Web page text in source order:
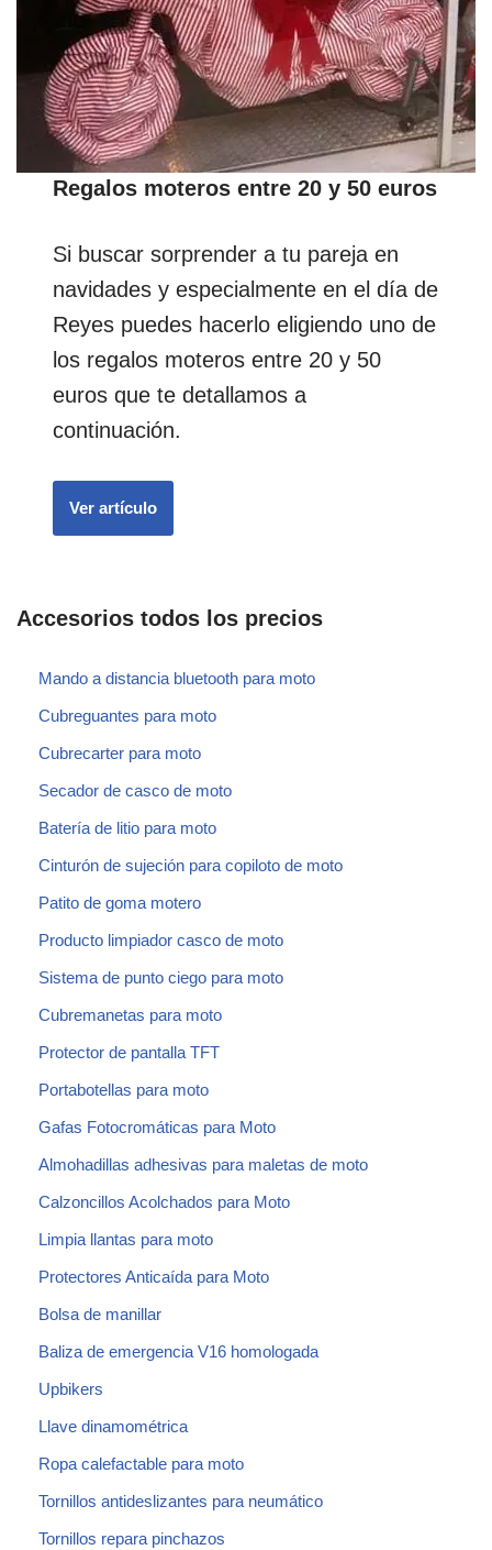
Regalos moteros entre 20 y 50 euros
Si buscar sorprender a tu pareja en
navidades y especialmente en el día de
Reyes puedes hacerlo eligiendo uno de
los regalos moteros entre 20 y 50
euros que te detallamos a
continuación.
Ver artículo
Accesorios todos los precios
Mando a distancia bluetooth para moto
Cubreguantes para moto
Cubrecarter para moto
Secador de casco de moto
Batería de litio para moto
Cinturón de sujeción para copiloto de moto
Patito de goma motero
Producto limpiador casco de moto
Sistema de punto ciego para moto
Cubremanetas para moto
Protector de pantalla TFT
Portabotellas para moto
Gafas Fotocromáticas para Moto
Almohadillas adhesivas para maletas de moto
Calzoncillos Acolchados para Moto
Limpia llantas para moto
Protectores Anticaída para Moto
Bolsa de manillar
Baliza de emergencia V16 homologada
Upbikers
Llave dinamométrica
Ropa calefactable para moto
Tornillos antideslizantes para neumático
Tornillos repara pinchazos